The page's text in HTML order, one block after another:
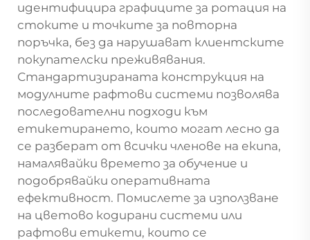
идентифицира графиците за ротация на
стоките и точките за повторна
поръчка, без да нарушават клиентските
покупателски преживявания.
Стандартизираната конструкция на
модулните рафтови системи позволява
последователни подходи към
етикетирането, които могат лесно да
се разберат от всички членове на екипа,
намалявайки времето за обучение и
подобрявайки оперативната
ефективност. Помислете за използване
на цветово кодирани системи или
рафтови етикети, които се